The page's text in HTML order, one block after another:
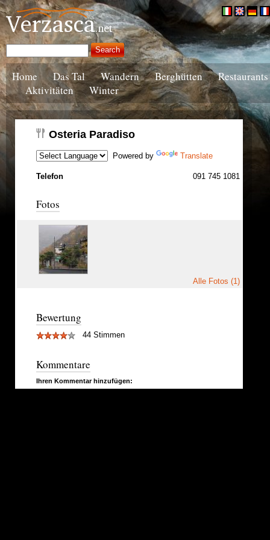
Home Das Tal Wandern Berghütten
Restaurants
Aktivitäten
Winter
Osteria Paradiso
Powered by Translate
Telefon 091 745 1081
Fotos
Alle Fotos (1)
Bewertung
44 Stimmen
Kommentare
Ihren Kommentar hinzufügen: